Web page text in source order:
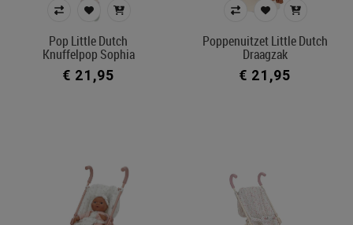
Pop Little Dutch
Knuffelpop Sophia
€ 21,95
Poppenuitzet Little Dutch
Draagzak
€ 21,95